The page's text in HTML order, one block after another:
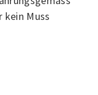
kein Muss